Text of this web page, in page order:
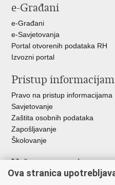
FacebookuTwitteru
e-Građani
e-Građani
e-Savjetovanja
Portal otvorenih podataka RH
Izvozni portal
Pristup
Pravo na pristup informacijama
Savjetovanje
Zaštita osobnih podataka
Zapošljavanje
Školovanje
Važne poveznice
Ministarstvo unutarnjih poslova
Ova stranica